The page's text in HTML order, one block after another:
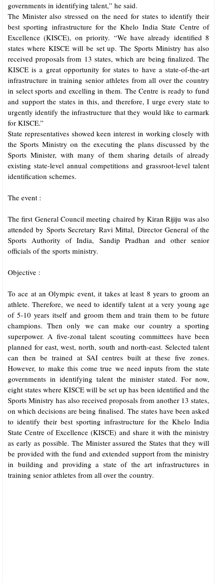
governments in identifying talent,” he said.
The Minister also stressed on the need for states to identify their
best sporting infrastructure for the Khelo India State Centre of
Excellence (KISCE), on priority. “We have already identified 8
states where KISCE will be set up. The Sports Ministry has also
received proposals from 13 states, which are being finalized. The
KISCE is a great opportunity for states to have a state-of-the-art
infrastructure in training senior athletes from all over the country
in select sports and excelling in them. The Centre is ready to fund
and support the states in this, and therefore, I urge every state to
urgently identify the infrastructure that they would like to earmark
for KISCE.”
State representatives showed keen interest in working closely with
the Sports Ministry on the executing the plans discussed by the
Sports Minister, with many of them sharing details of already
existing state-level annual competitions and grassroot-level talent
identification schemes.
The event :
The first General Council meeting chaired by Kiran Rijiju was also
attended by Sports Secretary Ravi Mittal, Director General of the
Sports Authority of India, Sandip Pradhan and other senior
officials of the sports ministry.
Objective :
To ace at an Olympic event, it takes at least 8 years to groom an
athlete. Therefore, we need to identify talent at a very young age
of 5-10 years itself and groom them and train them to be future
champions. Then only we can make our country a sporting
superpower. A five-zonal talent scouting committees have been
planned for east, west, north, south and north-east. Selected talent
can then be trained at SAI centres built at these five zones.
However, to make this come true we need inputs from the state
governments in identifying talent the minister stated. For now,
eight states where KISCE will be set up has been identified and the
Sports Ministry has also received proposals from another 13 states,
on which decisions are being finalised. The states have been asked
to identify their best sporting infrastructure for the Khelo India
State Centre of Excellence (KISCE) and share it with the ministry
as early as possible. The Minister assured the States that they will
be provided with the fund and extended support from the ministry
in building and providing a state of the art infrastructures in
training senior athletes from all over the country.